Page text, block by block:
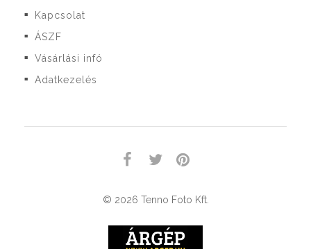
■ Kapcsolat
■ ÁSZF
■ Vásárlási infó
■ Adatkezelés
© 2026 Tenno Foto Kft.